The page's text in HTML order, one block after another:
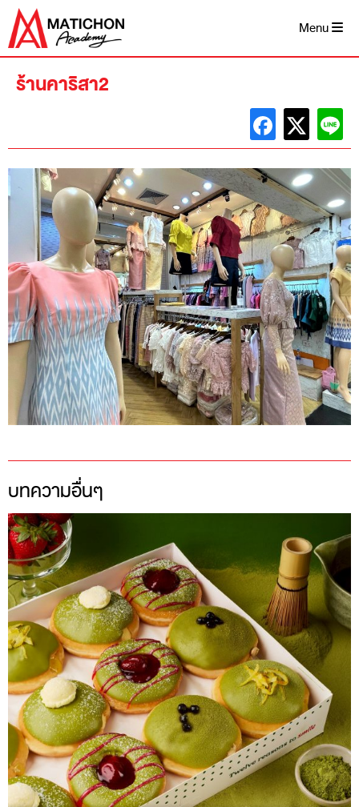
Skip
content
Menu
ร้านคาริสา2
บทความอื่นๆ